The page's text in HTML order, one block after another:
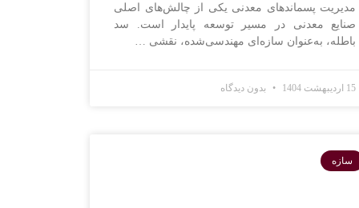
مدیریت پسماندهای معدنی یکی از چالش‌های اصلی
صنایع معدنی در مسیر توسعه پایدار است. سد
باطله، به‌عنوان سازه‌ای مهندسی‌شده، نقشی …
15 اردیبهشت 1404 بدون دیدگاه
سازه